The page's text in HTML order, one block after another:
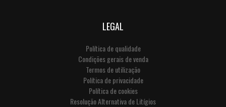
LEGAL
Política de qualidade
Condições gerais de venda
Termos de utilização
Política de privacidade
Política de cookies
Resolução Alternativa de Litígios